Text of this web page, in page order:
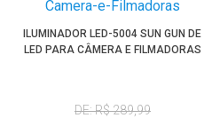
ILUMINADOR LED-5004 SUN GUN DE
LED PARA CÂMERA E FILMADORAS
DE: R$ 289,99